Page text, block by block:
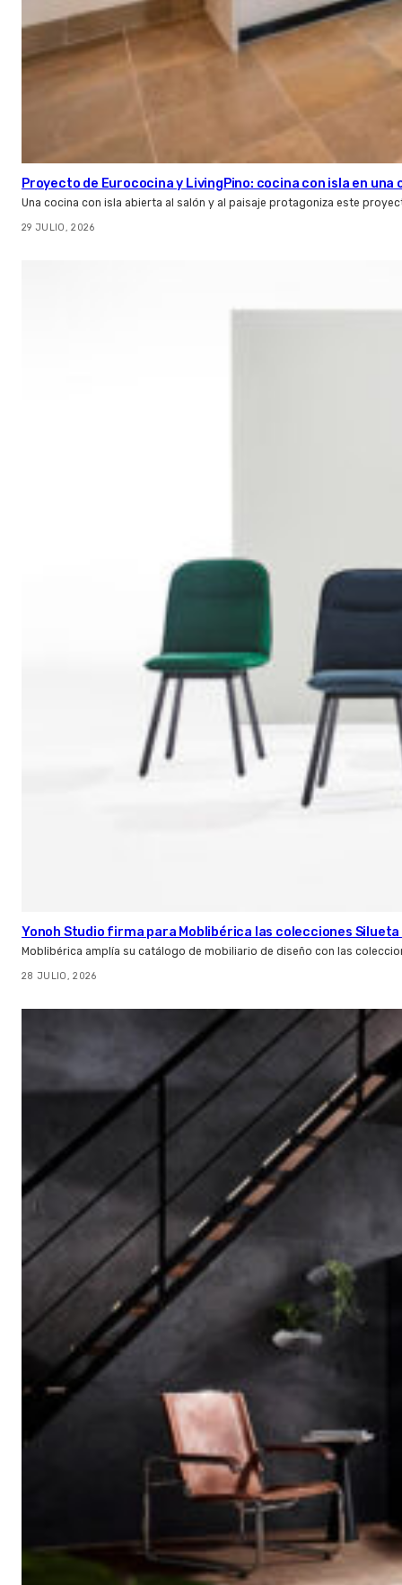
Proyecto de Eurococina y LivingPino: cocina con isla en una
Una cocina con isla abierta al salón y al paisaje protagoniza este
29 JULIO, 2026
Yonoh Studio firma para Moblibérica las colecciones Silueta
Moblibérica amplía su catálogo de mobiliario de diseño con las
28 JULIO, 2026